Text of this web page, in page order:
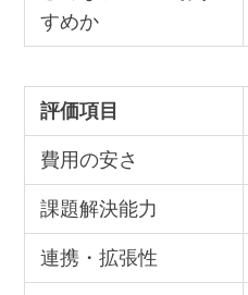
すめか
評価項目
費用の安さ
課題解決能力
連携・拡張性